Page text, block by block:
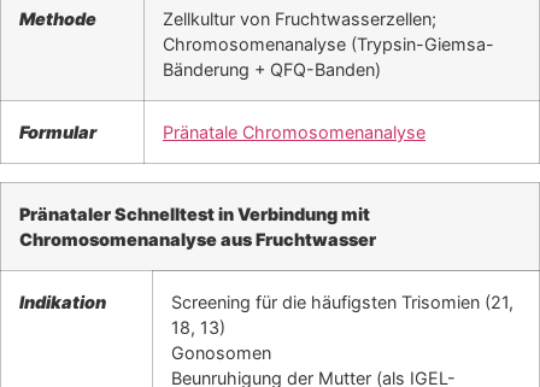
Methode
Zellkultur von Fruchtwasserzellen;
Chromosomenanalyse (Trypsin-Giemsa-
Bänderung + QFQ-Banden)
Formular Pränatale Chromosomenanalyse
Pränataler Schnelltest in Verbindung mit
Chromosomenanalyse aus Fruchtwasser
Indikation
Screening für die häufigsten Trisomien (21,
18, 13)
Gonosomen
Beunruhigung der Mutter (als IGEL-